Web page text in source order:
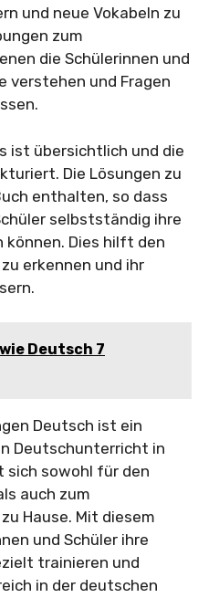
und neue Vokabeln zu
zum
die Schülerinnen und
verstehen und Fragen
ist übersichtlich und die
Die Lösungen zu
enthalten, so dass
selbstständig ihre
können. Dies hilft den
erkennen und ihr
Deutsch 7
Deutsch ist ein
Deutschunterricht in
sich sowohl für den
auch zum
Hause. Mit diesem
und Schüler ihre
trainieren und
in der deutschen